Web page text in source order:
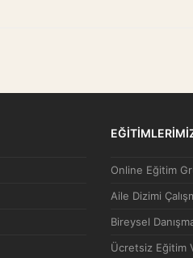
Online Eğitim
Aile Dizimi
Bireysel
Ücretsiz Eğitim